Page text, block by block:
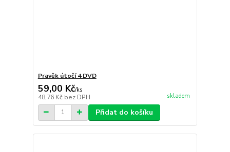
Pravěk útočí 4 DVD
59,00 Kč/ks
48,76 Kč bez DPH skladem
Přidat do košíku